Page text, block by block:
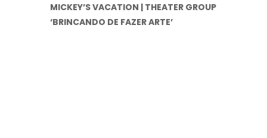
MICKEY’S VACATION | THEATER GROUP
‘BRINCANDO DE FAZER ARTE’